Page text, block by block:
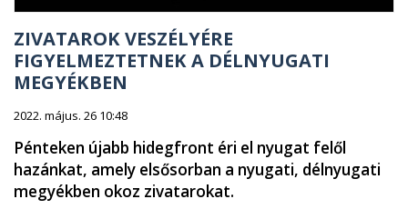
ZIVATAROK VESZÉLYÉRE
FIGYELMEZTETNEK A DÉLNYUGATI
MEGYÉKBEN
2022. május. 26 10:48
Pénteken újabb hidegfront éri el nyugat felől
hazánkat, amely elsősorban a nyugati, délnyugati
megyékben okoz zivatarokat.